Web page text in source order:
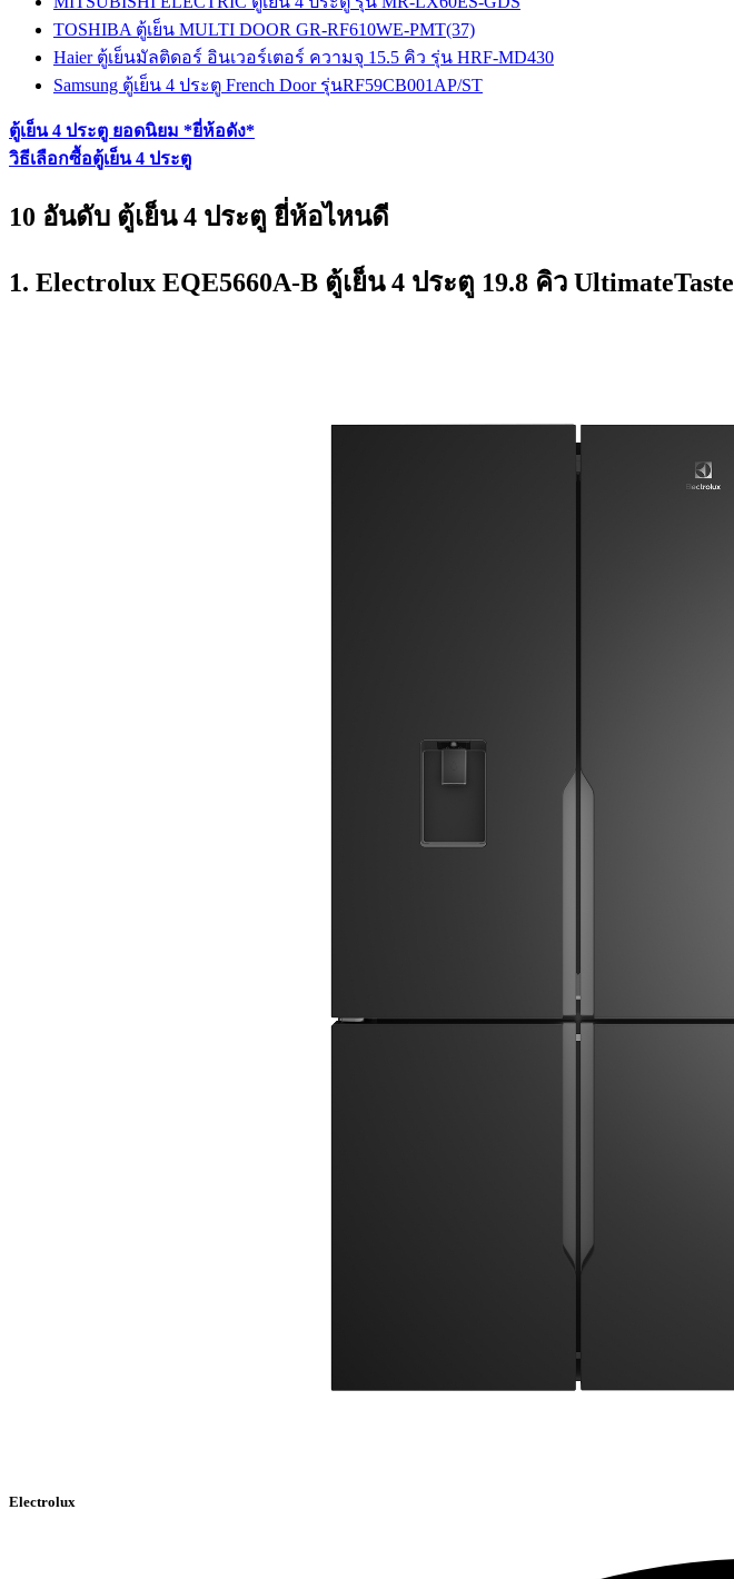
TOSHIBA ตู้เย็น MULTI DOOR GR-RF610WE-PMT(37)
Haier ตู้เย็นมัลติดอร์ อินเวอร์เตอร์ ความจุ 15.5 คิว รุ่น HRF-MD430
Samsung ตู้เย็น 4 ประตู French Door รุ่นRF59CB001AP/ST
ตู้เย็น 4 ประตู ยอดนิยม *ยี่ห้อดัง*
วิธีเลือกซื้อตู้เย็น 4 ประตู
10 อันดับ ตู้เย็น 4 ประตู ยี่ห้อไหนดี
1. Electrolux EQE5660A-B ตู้เย็น 4 ประตู 19.8 คิว UltimateTaste
Electrolux